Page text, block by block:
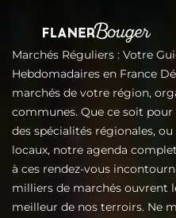
Marchés Réguliers : Votre
Hebdomadaires en France
marchés de votre région,
communes. Que ce soit
des spécialités régionales,
locaux, notre agenda
à ces rendez-vous
milliers de marchés ouvrent
meilleur de nos terroirs. Ne